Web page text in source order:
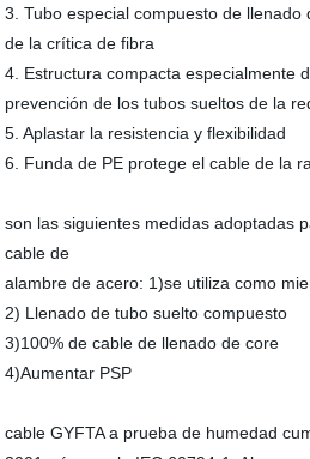
3. Tubo especial compuesto de
de la crítica de fibra
4. Estructura compacta especialmente
prevención de los tubos sueltos de la
5. Aplastar la resistencia y flexibilidad
6. Funda de PE protege el cable de la
son las siguientes medidas adoptadas
cable de
alambre de acero: 1)se utiliza como
2) Llenado de tubo suelto compuesto
3)100% de cable de llenado de core
4)Aumentar PSP
cable GYFTA a prueba de humedad